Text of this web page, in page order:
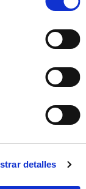
detalles
de la energía
punto anterior,
asociada a las
resultado es una
y bienestar
Ver,